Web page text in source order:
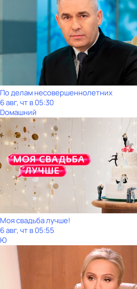
По делам несовершеннолетних
6 авг, чт в 05:30
Dомашний
Моя свадьба лучше!
6 авг, чт в 05:55
Ю